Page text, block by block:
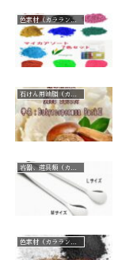
色素材（カララント）（カテゴリー一覧）